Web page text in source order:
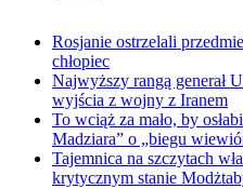
Rosjanie ostrzelali
chłopiec
Najwyższy rangą generał
wyjścia z wojny z Iranem
To wciąż za mało, by
Madziara” o „biegu
Tajemnica na szczytach
krytycznym stanie